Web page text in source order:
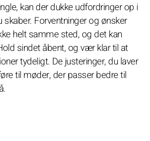
kan der dukke udfordringer op i
skaber. Forventninger og ønsker
helt samme sted, og det kan
sindet åbent, og vær klar til at
tydeligt. De justeringer, du laver
til møder, der passer bedre til